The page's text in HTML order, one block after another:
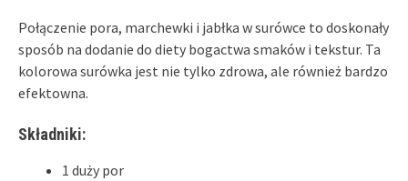
Połączenie pora, marchewki i jabłka w surówce to doskonały
sposób na dodanie do diety bogactwa smaków i tekstur. Ta
kolorowa surówka jest nie tylko zdrowa, ale również bardzo
efektowna.
Składniki:
1 duży por